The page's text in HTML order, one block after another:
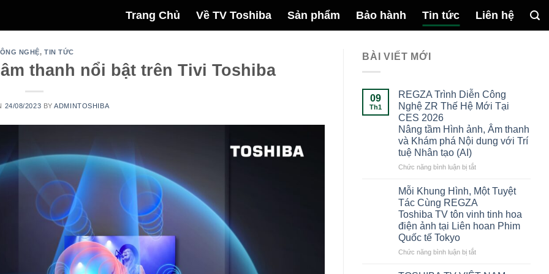
Trang Chủ Về TV Toshiba Sản phẩm Bảo hành Tin tức Liên hệ
NGHỆ,TIN TỨC
thanh nổi bật trên Tivi Toshiba
24/08/2023 BYADMINTOSHIBA
BÀI VIẾT MỚI
09
Th1
REGZA Trình Diễn Công
Nghệ ZR Thế Hệ Mới Tại
CES 2026
Nâng tầm Hình ảnh, Âm thanh
và Khám phá Nội dung với Trí
tuệ Nhân tạo (AI)
Chức năng bình luận bị tắtở
Trình
Diễn
Công
Nghệ
ZR
Hệ
Mỗi Khung Hình, Một Tuyệt
Tác Cùng REGZA
Toshiba TV tôn vinh tinh hoa
điện ảnh tại Liên hoan Phim
Quốc tế Tokyo
Chức năng bình luận bị tắtở
Khung